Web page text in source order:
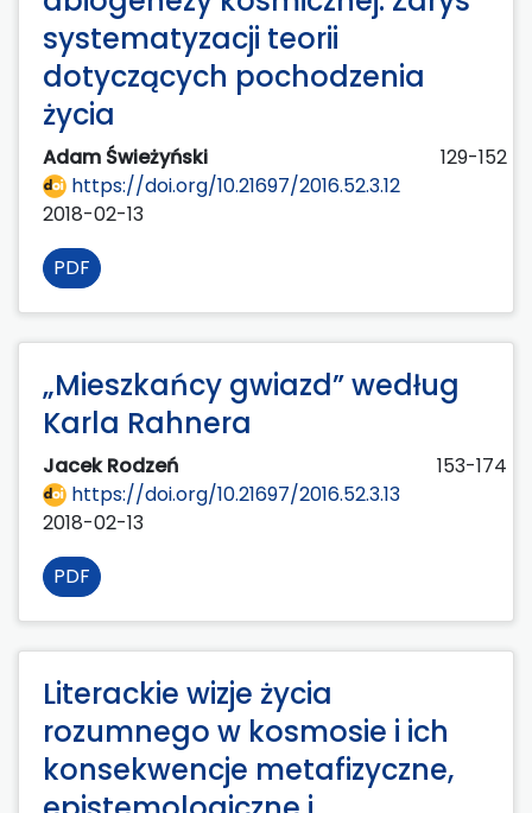
systematyzacji teorii
dotyczących pochodzenia
życia
Adam Świeżyński
129-152
https://doi.org/10.21697/2016.52.3.12
2018-02-13
PDF
„Mieszkańcy gwiazd” według
Karla Rahnera
Jacek Rodzeń
153-174
https://doi.org/10.21697/2016.52.3.13
2018-02-13
PDF
Literackie wizje życia
rozumnego w kosmosie i ich
konsekwencje metafizyczne,